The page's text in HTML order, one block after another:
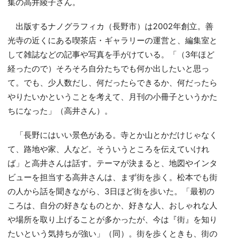
出版するナノグラフィカ（長野市）は2002年創立。善
光寺の近くにある喫茶店・ギャラリーの運営と、編集室と
して雑誌などの記事や写真を手がけている。「（3年ほど
経ったので）そろそろ自分たちでも何か出したいと思っ
て。でも、少人数だし、何だったらできるか、何だったら
やりたいかということを考えて、月刊の小冊子というかた
ちになった」（高井さん）。
「長野にはいい景色がある。寺とか山とかだけじゃなく
て、路地や家、人など。そういうところを伝えていけれ
ば」と高井さんは話す。テーマが決まると、地図やインタ
ビューを担当する高井さんは、まず街を歩く。松本でも街
の人から話を聞きながら、3日ほど街を歩いた。「最初の
ころは、自分の好きなものとか、好きな人、おしゃれな人
や場所を取り上げることが多かったが、今は『街』を知り
たいという気持ちが強い」（同）。街を歩くときも、街の